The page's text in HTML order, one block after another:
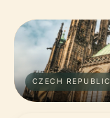
CZECH REPUBLIC